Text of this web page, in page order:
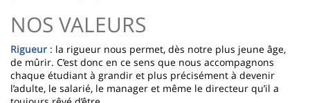
NOS VALEURS
Rigueur : la rigueur nous permet, dès notre plus jeune âge,
de mûrir. C’est donc en ce sens que nous accompagnons
chaque étudiant à grandir et plus précisément à devenir
l’adulte, le salarié, le manager et même le directeur qu’il a